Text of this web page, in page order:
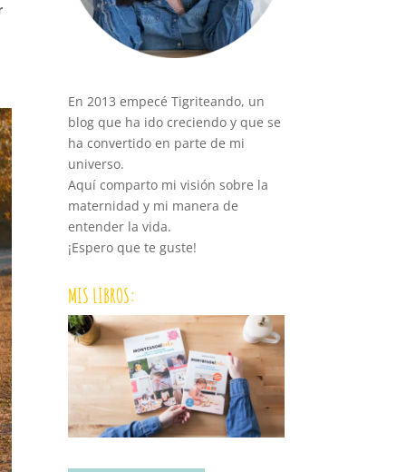
En 2013 empecé Tigriteando, un
blog que ha ido creciendo y que se
ha convertido en parte de mi
universo.
Aquí comparto mi visión sobre la
maternidad y mi manera de
entender la vida.
¡Espero que te guste!
MIS LIBROS: